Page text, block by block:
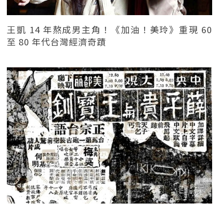
王凱 14 年熬成男主角！《加油！美玲》重現 60
至 80 年代台灣經濟奇蹟